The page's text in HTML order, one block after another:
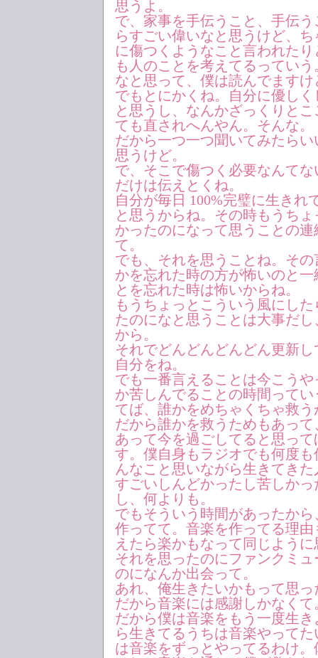
思うよ。
で、家事を手伝うこと、手伝
らすごい偉いなと思うけど、
に傷つくようなこと言われた
も人のことを考えてるってい
なと思って、僕は読んでますけ
でもとにかくね。自分に優し
と思うし、なんかざっくりと
ても直されへんやん。そんな。
だから一つ一つ聞いてみたら
思うけど。
で、そこで傷つく必要なんて
だけは伝えとくね。
自分が毎日 100%完璧に生きれ
と思うからね。その時もうち
かったのになって思うことの
て。
でも、それを思うことね。そ
かを忘れた時の方が怖いのと
とを忘れた時は怖いからね。
もうちょっとこういう風にし
たのになと思うことは大事だ
から。
それでどんどんどんどん更新
自分をね。
でも一番言えることは今こう
か苦しんでることの時間って
てば、誰かをめちゃくちゃ救う
だから誰かを救うためもあっ
あって今を過ごしてると思っ
す。僕自身もラジオでも何度
んなこと思いながら生きてき
すごいしんどかったし苦しか
し、何よりも。
でもそういう時間があったか
作ってて。音楽を作ってる理
えたら楽かもなって同じよう
それを思ったのにファンクミ
のになんか出会って。
あれ、俺生きたいかもって思っ
だから音楽には感謝しかなくて
だから僕は音楽をもう一度生
ら生きてるうちは音楽やって
は音楽をずっとやってるわけ